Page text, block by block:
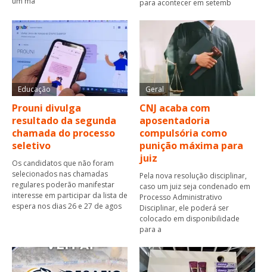
para acontecer em setemb
Educação
Prouni divulga
resultado da segunda
chamada do processo
seletivo
Os candidatos que não foram
selecionados nas chamadas
regulares poderão manifestar
interesse em participar da lista de
espera nos dias 26 e 27 de agos
Geral
CNJ acaba com
aposentadoria
compulsória como
punição máxima para
juiz
Pela nova resolução disciplinar,
caso um juiz seja condenado em
Processo Administrativo
Disciplinar, ele poderá ser
colocado em disponibilidade
para a